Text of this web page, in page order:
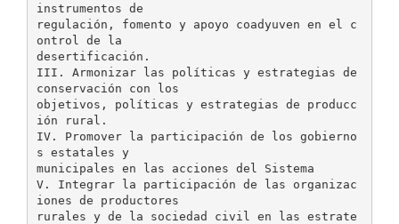
instrumentos de
regulación, fomento y apoyo coadyuven en el c
ontrol de la
desertificación.
III. Armonizar las políticas y estrategias de
conservación con los
objetivos, políticas y estrategias de producc
ión rural.
IV. Promover la participación de los gobierno
s estatales y
municipales en las acciones del Sistema
V. Integrar la participación de las organizac
iones de productores
rurales y de la sociedad civil en las estrate